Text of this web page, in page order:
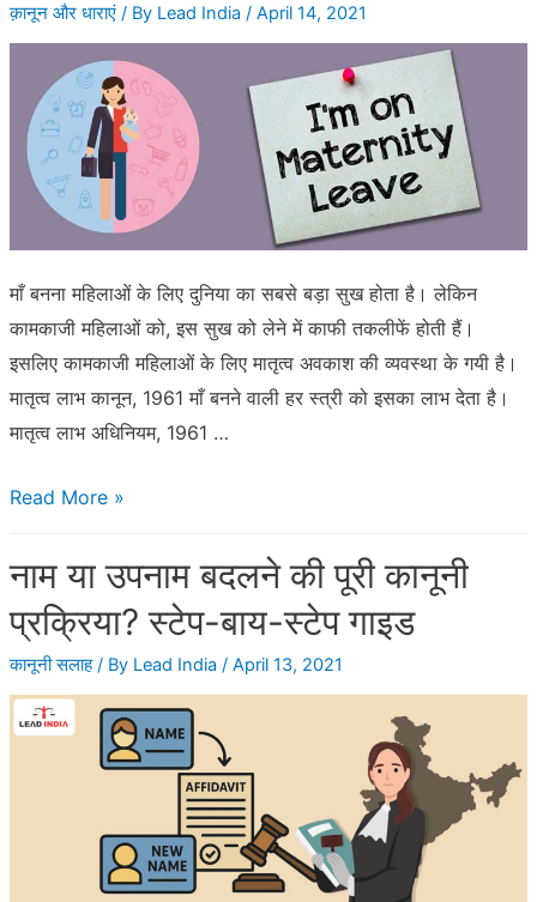
हिन्दू
जिहाद
रिपोर्ट
क़ानून और धाराएं/ By Lead India / April 14, 2021
माँ बनना महिलाओं के लिए दुनिया का सबसे बड़ा सुख होता है। लेकिन
कामकाजी महिलाओं को, इस सुख को लेने में काफी तकलीफें होती हैं।
इसलिए कामकाजी महिलाओं के लिए मातृत्व अवकाश की व्यवस्था के गयी है।
मातृत्व लाभ कानून, 1961 माँ बनने वाली हर स्त्री को इसका लाभ देता है।
मातृत्व लाभ अधिनियम, 1961 …
सरोगेट
हैं
बच्चा
लिया
है
गोद
Read More »
नाम या उपनाम बदलने की पूरी कानूनी
प्रक्रिया? स्टेप-बाय-स्टेप गाइड
कानूनी सलाह/ By Lead India / April 13, 2021